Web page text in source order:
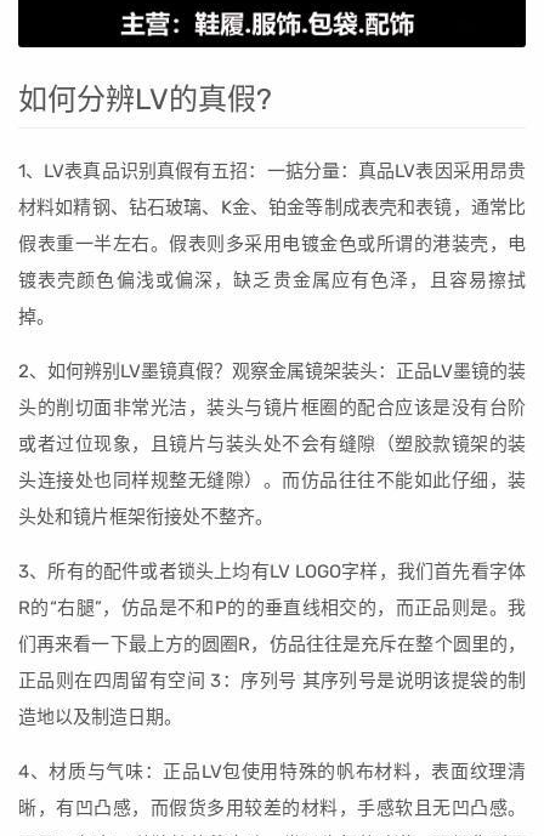
如何分辨LV的真假?
1、LV表真品识别真假有五招：一掂分量：真品LV表因采用昂贵
材料如精钢、钻石玻璃、K金、铂金等制成表壳和表镜，通常比
假表重一半左右。假表则多采用电镀金色或所谓的港装壳，电
镀表壳颜色偏浅或偏深，缺乏贵金属应有色泽，且容易擦拭
掉。
2、如何辨别LV墨镜真假？观察金属镜架装头：正品LV墨镜的装
头的削切面非常光洁，装头与镜片框圈的配合应该是没有台阶
或者过位现象，且镜片与装头处不会有缝隙（塑胶款镜架的装
头连接处也同样规整无缝隙）。而仿品往往不能如此仔细，装
头处和镜片框架衔接处不整齐。
3、所有的配件或者锁头上均有LV LOGO字样，我们首先看字体
R的“右腿”，仿品是不和P的的垂直线相交的，而正品则是。我
们再来看一下最上方的圆圈R，仿品往往是充斥在整个圆里的，
正品则在四周留有空间 3：序列号 其序列号是说明该提袋的制
造地以及制造日期。
4、材质与气味：正品LV包使用特殊的帆布材料，表面纹理清
晰，有凹凸感，而假货多用较差的材料，手感软且无凹凸感。